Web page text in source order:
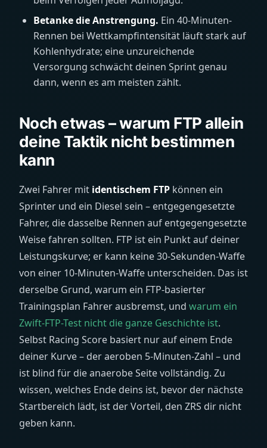
Betanke die Anstrengung. Ein 40-Minuten-
Rennen bei Wettkampfintensität läuft stark auf
Kohlenhydrate; eine unzureichende
Versorgung schwächt deinen Sprint genau
dann, wenn es am meisten zählt.
Noch etwas – warum FTP allein
deine Taktik nicht bestimmen
kann
Zwei Fahrer mit identischem FTP können ein
Sprinter und ein Diesel sein – entgegengesetzte
Fahrer, die dasselbe Rennen auf entgegengesetzte
Weise fahren sollten. FTP ist ein Punkt auf deiner
Leistungskurve; er kann keine 30-Sekunden-Waffe
von einer 10-Minuten-Waffe unterscheiden. Das ist
derselbe Grund, warum ein FTP-basierter
Trainingsplan Fahrer ausbremst, und warum ein
Zwift-FTP-Test nicht die ganze Geschichte ist.
Selbst Racing Score basiert nur auf einem Ende
deiner Kurve – der aeroben 5-Minuten-Zahl – und
ist blind für die anaerobe Seite vollständig. Zu
wissen, welches Ende deins ist, bevor der nächste
Startbereich lädt, ist der Vorteil, den ZRS dir nicht
geben kann.